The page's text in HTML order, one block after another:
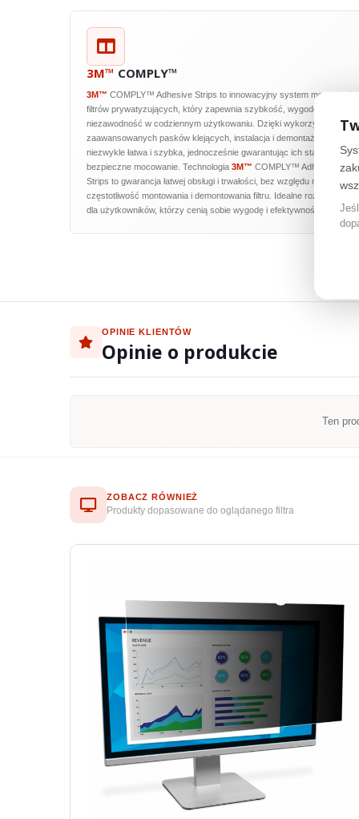
3M™ COMPLY™
3M™ COMPLY™ Adhesive Strips to innowacyjny system mocowania
filtrów prywatyzujących, który zapewnia szybkość, wygodę i
niezawodność w codziennym użytkowaniu. Dzięki wykorzystaniu
zaawansowanych pasków klejących, instalacja i demontaż filtrów jest
niezwykle łatwa i szybka, jednocześnie gwarantując ich stabilne i
bezpieczne mocowanie. Technologia 3M™ COMPLY™ Adhesive
Strips to gwarancja łatwej obsługi i trwałości, bez względu na
częstotliwość montowania i demontowania filtru. Idealne rozwiązanie
dla użytkowników, którzy cenią sobie wygodę i efektywność.
OPINIE KLIENTÓW
Opinie o produkcie
Ten
ZOBACZ RÓWNIEŻ
Produkty dopasowane do oglądanego filtra